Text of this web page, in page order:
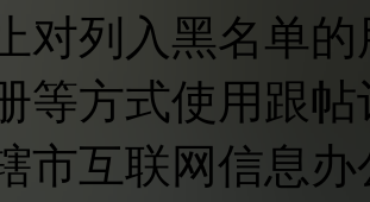
对列入黑名单
等方式使用跟
市互联网信息